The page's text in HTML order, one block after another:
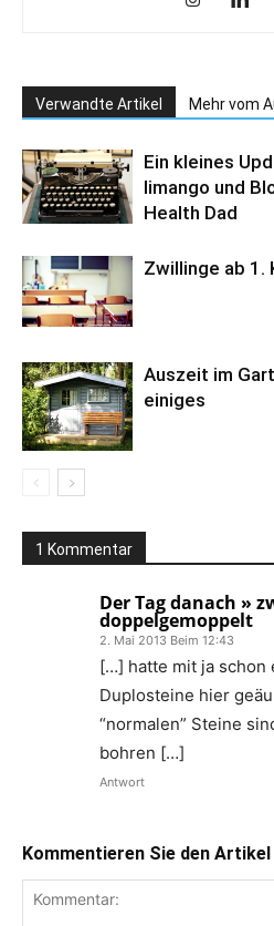
Verwandte Artikel Mehr vom
Ein kleines
limango und
Health Dad
Zwillinge ab 1.
Auszeit im
einiges
1 Kommentar
Der Tag danach »
doppelgemoppelt
2. Mai 2013 Beim 12:43
[…] hatte mit ja schon
Duplosteine hier
“normalen” Steine
bohren […]
Antwort
Kommentieren Sie den Artikel